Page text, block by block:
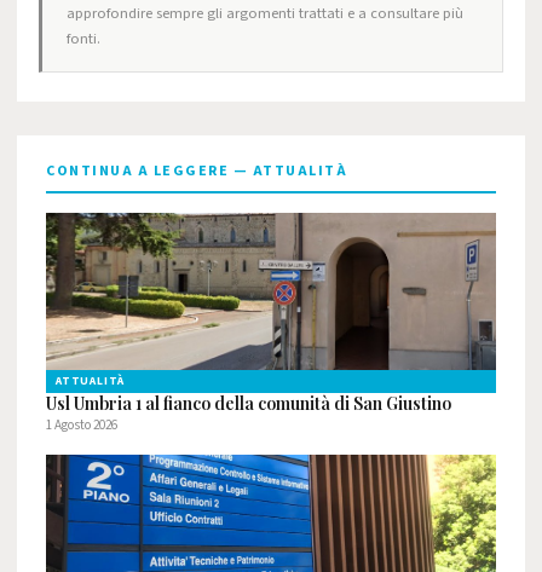
approfondire sempre gli argomenti trattati e a consultare più
fonti.
CONTINUA A LEGGERE — ATTUALITÀ
ATTUALITÀ
Usl Umbria 1 al fianco della comunità di San Giustino
1 Agosto 2026